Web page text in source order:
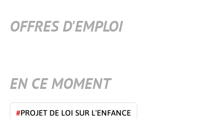
OFFRES D'EMPLOI
EN CE MOMENT
#PROJET DE LOI SUR L'ENFANCE